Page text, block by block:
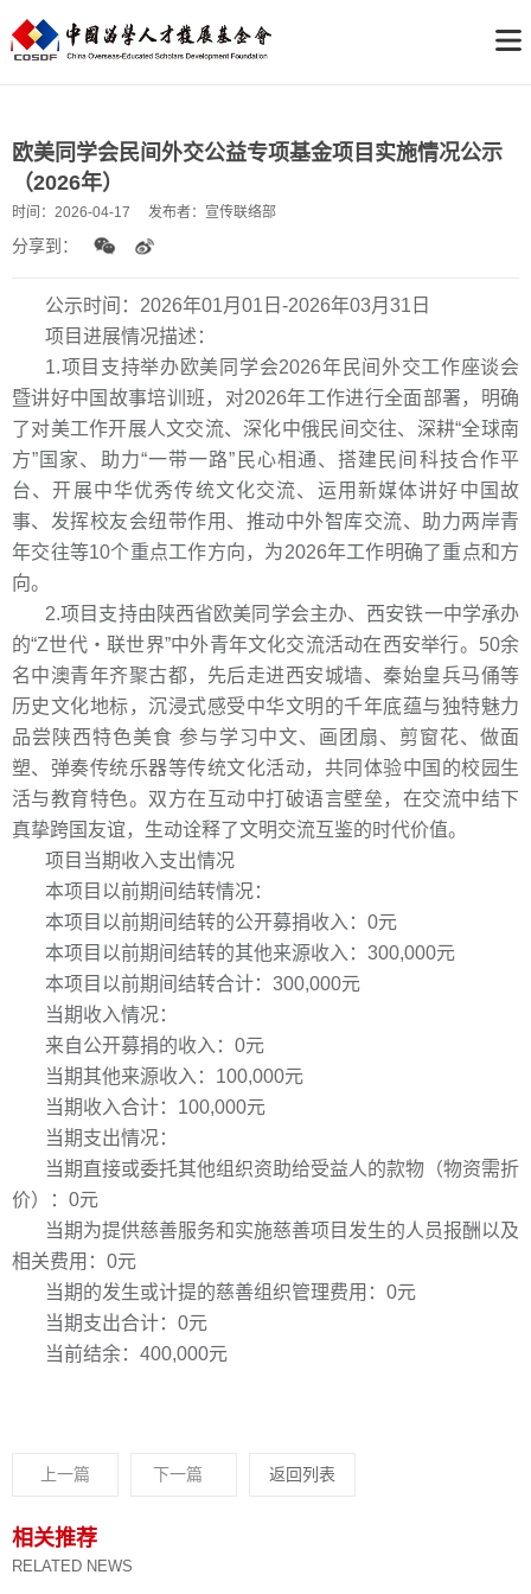
欧美同学会民间外交公益专项基金项目实施情况公示
（2026年）
时间： 2026-04-17 发布者： 宣传联络部
分享到：
公示时间：2026年01月01日-2026年03月31日
项目进展情况描述：
1.项目支持举办欧美同学会2026年民间外交工作座谈会
暨讲好中国故事培训班，对2026年工作进行全面部署，明确
了对美工作开展人文交流、深化中俄民间交往、深耕“全球南
方”国家、助力“一带一路”民心相通、搭建民间科技合作平
台、开展中华优秀传统文化交流、运用新媒体讲好中国故
事、发挥校友会纽带作用、推动中外智库交流、助力两岸青
年交往等10个重点工作方向，为2026年工作明确了重点和方
向。
2.项目支持由陕西省欧美同学会主办、西安铁一中学承办
的“Z世代・联世界”中外青年文化交流活动在西安举行。50余
名中澳青年齐聚古都，先后走进西安城墙、秦始皇兵马俑等
历史文化地标，沉浸式感受中华文明的千年底蕴与独特魅力
品尝陕西特色美食 参与学习中文、画团扇、剪窗花、做面
塑、弹奏传统乐器等传统文化活动，共同体验中国的校园生
活与教育特色。双方在互动中打破语言壁垒，在交流中结下
真挚跨国友谊，生动诠释了文明交流互鉴的时代价值。
项目当期收入支出情况
本项目以前期间结转情况：
本项目以前期间结转的公开募捐收入：0元
本项目以前期间结转的其他来源收入：300,000元
本项目以前期间结转合计：300,000元
当期收入情况：
来自公开募捐的收入：0元
当期其他来源收入：100,000元
当期收入合计：100,000元
当期支出情况：
当期直接或委托其他组织资助给受益人的款物（物资需折
价）：0元
当期为提供慈善服务和实施慈善项目发生的人员报酬以及
相关费用：0元
当期的发生或计提的慈善组织管理费用：0元
当期支出合计：0元
当前结余：400,000元
上一篇 下一篇 返回列表
相关推荐
RELATED NEWS